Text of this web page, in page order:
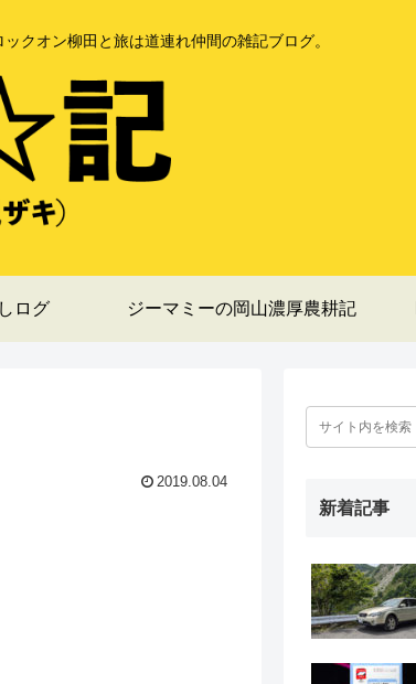
クオン柳田と旅は道連れ仲間の雑記ブログ。
ログ ジーマミーの岡山濃厚農耕記
2019.08.04
新着記事